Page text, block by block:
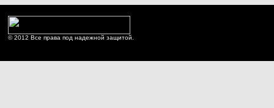
© 2012 Все права под надежной защитой.